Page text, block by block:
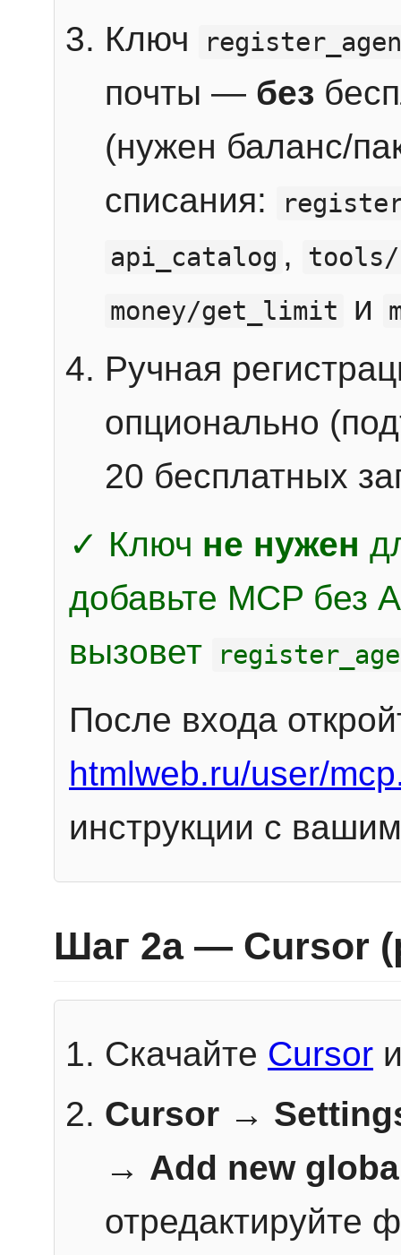
Ключ
почты — без
(нужен баланс/
списания:
api_catalog ,
money/get_limit
и
Ручная
опционально
20 бесплатных
✓ Ключ не нужен
добавьте MCP без
вызовет
После входа
htmlweb.ru/user/
инструкции с
Шаг 2a — Cursor
Скачайте Cursor
Cursor →
→ Add new
отредактируйте